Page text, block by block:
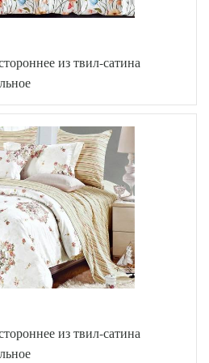
из твил-сатина
из твил-сатина